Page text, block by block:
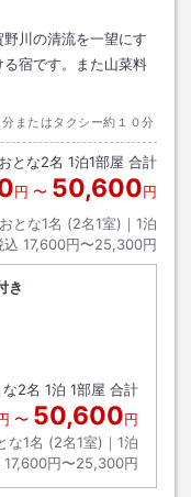
川の清流を一望にす
宿です。また山菜料
またはタクシー約１０分
おとな2名 1泊1部屋 合計
円 〜 50,600円
おとな1名 (2名1室)｜ 1泊
込 17,600円〜25,300円
き
な2名 1泊 1部屋 合計
〜 50,600円
な1名 (2名1室)｜ 1泊
17,600円〜25,300円